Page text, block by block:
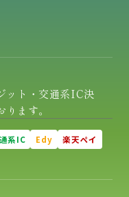
ット・交通系IC決
ます。
系IC Edy
楽天ペイ